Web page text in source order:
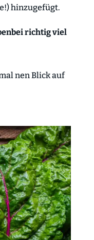
hinzugefügt.
richtig viel
nen Blick auf